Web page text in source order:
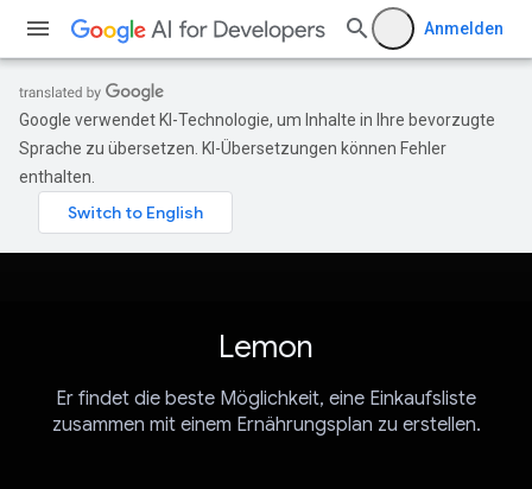
Anmelden
Google verwendet KI-Technologie, um Inhalte in Ihre bevorzugte
Sprache zu übersetzen. KI-Übersetzungen können Fehler
enthalten.
Lemon
Er findet die beste Möglichkeit, eine Einkaufsliste
zusammen mit einem Ernährungsplan zu erstellen.